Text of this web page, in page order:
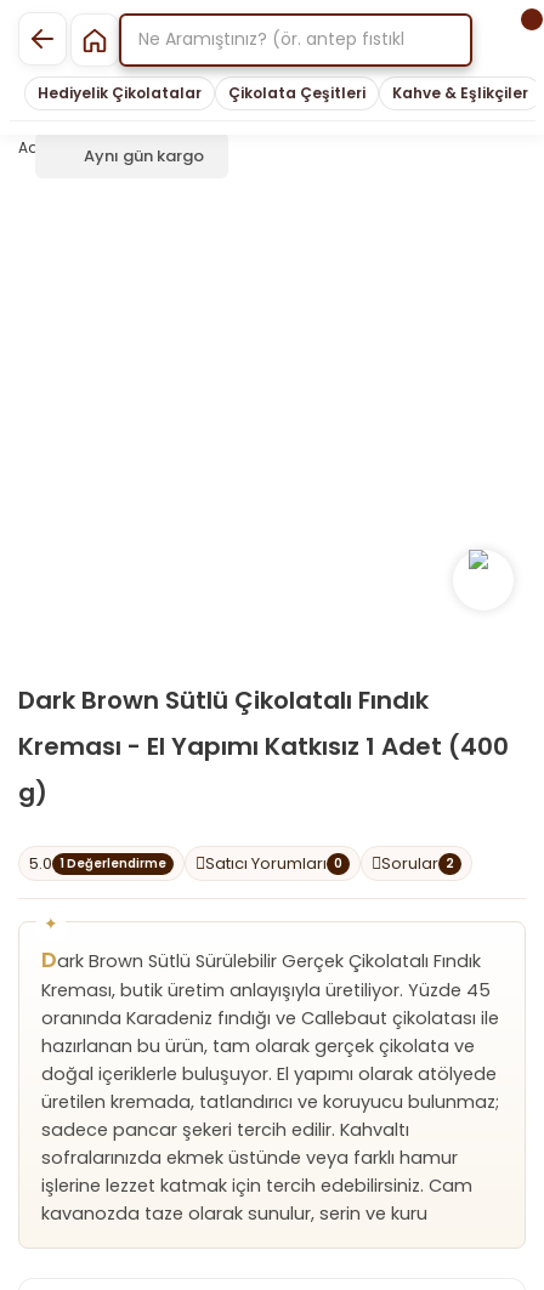
Hediyelik Çikolatalar Çikolata Çeşitleri Kahve & Eşlikçiler
Aynı gün kargo
Dark Brown Sütlü Çikolatalı Fındık
Kreması - El Yapımı Katkısız 1 Adet (400
g)
5.0 1 Değerlendirme Satıcı Yorumları 0 Sorular 2
Dark Brown Sütlü Sürülebilir Gerçek Çikolatalı Fındık
Kreması, butik üretim anlayışıyla üretiliyor. Yüzde 45
oranında Karadeniz fındığı ve Callebaut çikolatası ile
hazırlanan bu ürün, tam olarak gerçek çikolata ve
doğal içeriklerle buluşuyor. El yapımı olarak atölyede
üretilen kremada, tatlandırıcı ve koruyucu bulunmaz;
sadece pancar şekeri tercih edilir. Kahvaltı
sofralarınızda ekmek üstünde veya farklı hamur
işlerine lezzet katmak için tercih edebilirsiniz. Cam
kavanozda taze olarak sunulur, serin ve kuru